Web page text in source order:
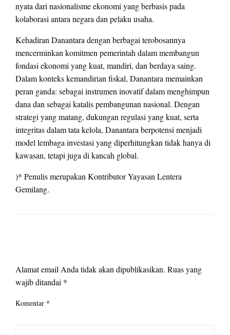
nyata dari nasionalisme ekonomi yang berbasis pada
kolaborasi antara negara dan pelaku usaha.
Kehadiran Danantara dengan berbagai terobosannya
mencerminkan komitmen pemerintah dalam membangun
fondasi ekonomi yang kuat, mandiri, dan berdaya saing.
Dalam konteks kemandirian fiskal, Danantara memainkan
peran ganda: sebagai instrumen inovatif dalam menghimpun
dana dan sebagai katalis pembangunan nasional. Dengan
strategi yang matang, dukungan regulasi yang kuat, serta
integritas dalam tata kelola, Danantara berpotensi menjadi
model lembaga investasi yang diperhitungkan tidak hanya di
kawasan, tetapi juga di kancah global.
)* Penulis merupakan Kontributor Yayasan Lentera
Gemilang.
Alamat email Anda tidak akan dipublikasikan. Ruas yang
wajib ditandai *
Komentar *